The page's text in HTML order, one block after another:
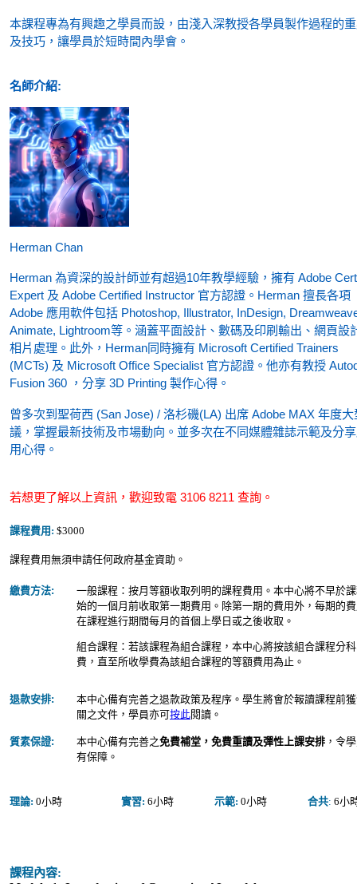
本課程專為有興趣之學員而設，由淺入深教授各學員製作過程的
及技巧，讓學員於短時間內學會。
名師介紹:
Herman Chan
Herman 為資深的設計師並有超過10年教學經驗，擁有 Adobe
Expert 及 Adobe Certified Instructor 官方認證。Herman 擅長各項
Adobe 應用軟件包括 Photoshop, Illustrator, InDesign,
Animate, Lightroom等。涵蓋平面設計、數碼及印刷輸出、網頁設
相片處理。此外，Herman同時擁有 Microsoft Certified Trainers
(MCTs) 及 Microsoft Office Specialist 官方認證。他亦有教授
Fusion 360 ，分享 3D Printing 製作心得。
曾多次到聖荷西 (San Jose) / 洛杉磯(LA) 出席 Adobe MAX 年度大
議，掌握最新技術及市場動向。並多次在不同媒體雜誌示範及分
用心得。
若想更了解以上資訊，歡迎致電 3106 8211 查詢。
課程費用: $3000
課程費用無須申請任何政府基金資助。
繳費方法:
一般課程：按月等額收取列明的課程費用。本中心將不早於
始的一個月前收取第一期費用。除第一期的費用外，每期的
在課程進行期間每月的首個上學日或之後收取。
組合課程：若該課程為組合課程，本中心將按該組合課程分
費，直至所收學費為該組合課程的等額費用為止。
退款安排:
本中心備有完善之退款政策及程序。學生將會於報讀課程前
關之文件，學員亦可按此閱讀。
質素保證: 本中心備有完善之免費補堂，免費重讀及彈性上課安排 ，令
有保障。
理論: 0小時 實習: 6小時 示範: 0小時 合共: 6小
課程內容: